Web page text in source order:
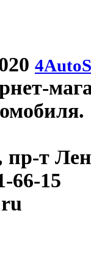
пр-т
66-15